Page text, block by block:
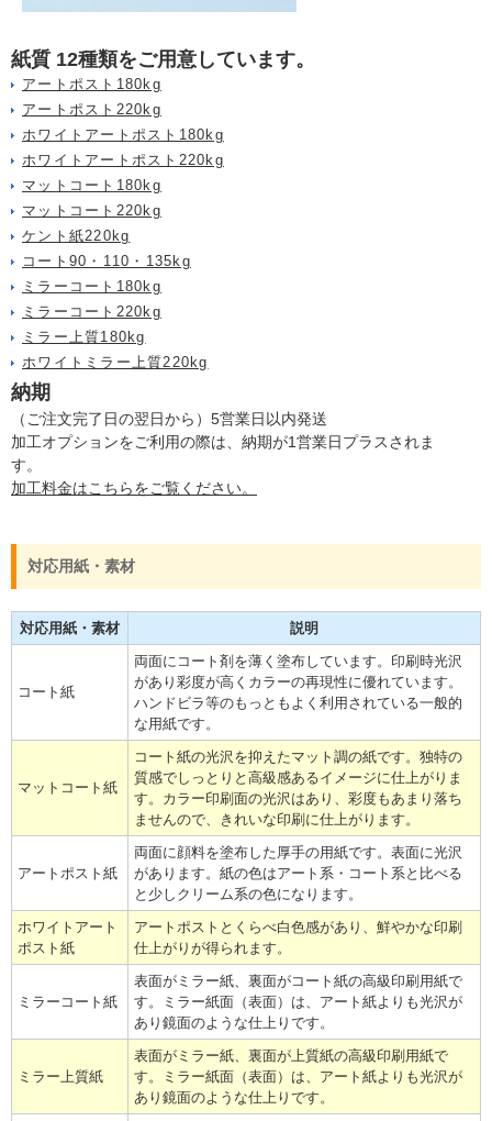
紙質 12種類をご用意しています。
アートポスト180kg
アートポスト220kg
ホワイトアートポスト180kg
ホワイトアートポスト220kg
マットコート180kg
マットコート220kg
ケント紙220kg
コート90・110・135kg
ミラーコート180kg
ミラーコート220kg
ミラー上質180kg
ホワイトミラー上質220kg
納期
（ご注文完了日の翌日から）5営業日以内発送
加工オプションをご利用の際は、納期が1営業日プラスされま
す。
加工料金はこちらをご覧ください。
対応用紙・素材
対応用紙・素材 説明
コート紙
両面にコート剤を薄く塗布しています。印刷時光沢
があり彩度が高くカラーの再現性に優れています。
ハンドビラ等のもっともよく利用されている一般的
な用紙です。
マットコート紙
コート紙の光沢を抑えたマット調の紙です。独特の
質感でしっとりと高級感あるイメージに仕上がりま
す。カラー印刷面の光沢はあり、彩度もあまり落ち
ませんので、きれいな印刷に仕上がります。
アートポスト紙
両面に顔料を塗布した厚手の用紙です。表面に光沢
があります。紙の色はアート系・コート系と比べる
と少しクリーム系の色になります。
ホワイトアート
ポスト紙
アートポストとくらべ白色感があり、鮮やかな印刷
仕上がりが得られます。
ミラーコート紙
表面がミラー紙、裏面がコート紙の高級印刷用紙で
す。ミラー紙面（表面）は、アート紙よりも光沢が
あり鏡面のような仕上りです。
ミラー上質紙
表面がミラー紙、裏面が上質紙の高級印刷用紙で
す。ミラー紙面（表面）は、アート紙よりも光沢が
あり鏡面のような仕上りです。